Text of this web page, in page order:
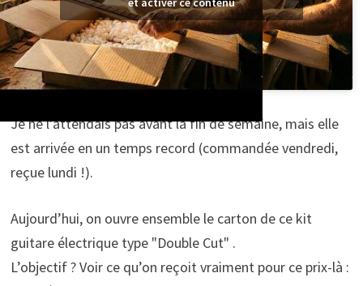
Je ne l’attendais pas avant la fin de semaine, mais elle
est arrivée en un temps record (commandée vendredi,
reçue lundi !).
Aujourd’hui, on ouvre ensemble le carton de ce kit
guitare électrique type "Double Cut" .
L’objectif ? Voir ce qu’on reçoit vraiment pour ce prix-là :